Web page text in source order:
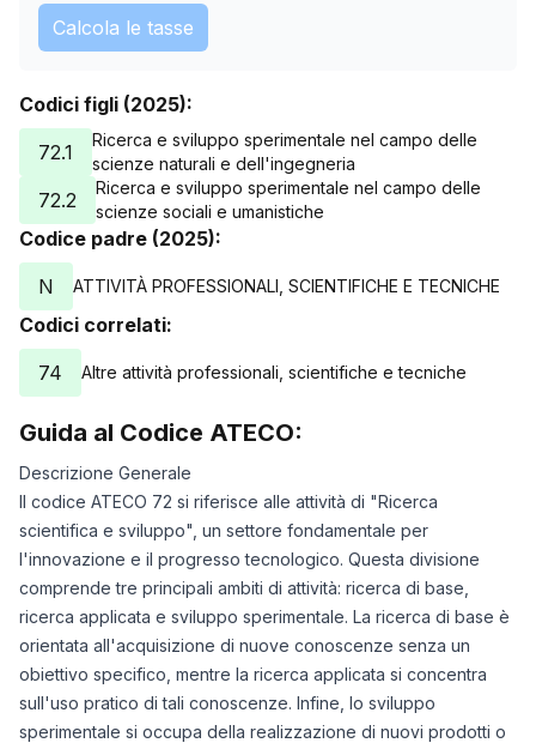
Calcola le tasse
Codici figli (2025):
72.1
Ricerca e sviluppo sperimentale nel campo delle
scienze naturali e dell'ingegneria
72.2
Ricerca e sviluppo sperimentale nel campo delle
scienze sociali e umanistiche
Codice padre (2025):
N
ATTIVITÀ PROFESSIONALI, SCIENTIFICHE E TECNICHE
Codici correlati:
74
Altre attività professionali, scientifiche e tecniche
Guida al Codice ATECO:
Descrizione Generale
Il codice ATECO 72 si riferisce alle attività di "Ricerca
scientifica e sviluppo", un settore fondamentale per
l'innovazione e il progresso tecnologico. Questa divisione
comprende tre principali ambiti di attività: ricerca di base,
ricerca applicata e sviluppo sperimentale. La ricerca di base è
orientata all'acquisizione di nuove conoscenze senza un
obiettivo specifico, mentre la ricerca applicata si concentra
sull'uso pratico di tali conoscenze. Infine, lo sviluppo
sperimentale si occupa della realizzazione di nuovi prodotti o